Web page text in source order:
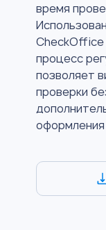
время
CheckOffice
процесс
позволяет
проверки